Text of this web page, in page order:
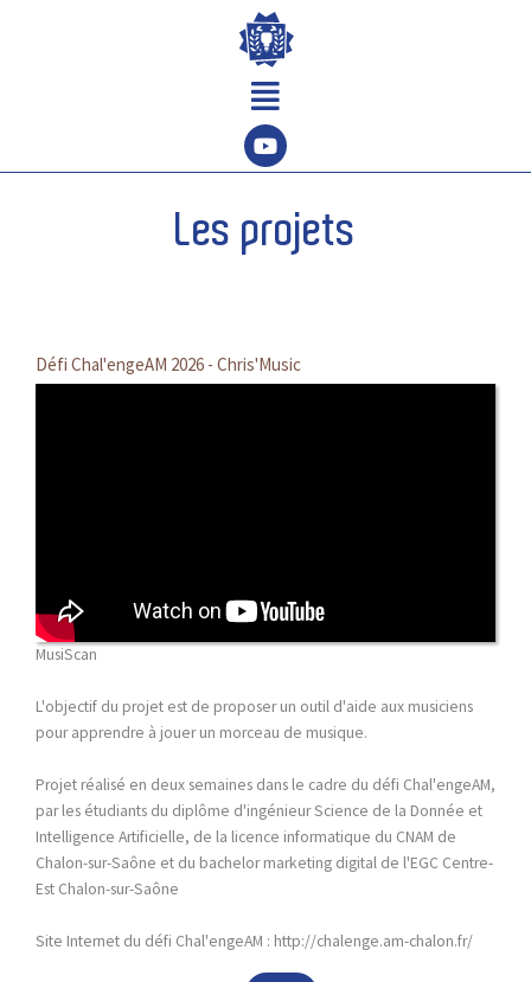
Menu
Les projets
Défi Chal'engeAM 2026 - Chris'Music
MusiScan
L'objectif du projet est de proposer un outil d'aide aux musiciens
pour apprendre à jouer un morceau de musique.
Projet réalisé en deux semaines dans le cadre du défi Chal'engeAM,
par les étudiants du diplôme d'ingénieur Science de la Donnée et
Intelligence Artificielle, de la licence informatique du CNAM de
Chalon-sur-Saône et du bachelor marketing digital de l'EGC Centre-
Est Chalon-sur-Saône
Site Internet du défi Chal'engeAM : http://chalenge.am-chalon.fr/